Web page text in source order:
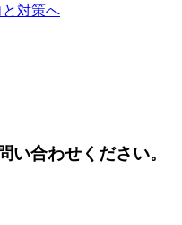
対策へ
合わせください。